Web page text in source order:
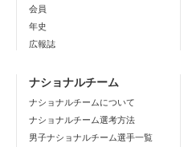
会員
年史
広報誌
ナショナルチーム
ナショナルチームについて
ナショナルチーム選考方法
男子ナショナルチーム選手一覧